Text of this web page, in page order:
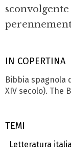
IN COPERTINA
Bibbia spagnola
XIV secolo). The
TEMI
Letteratura